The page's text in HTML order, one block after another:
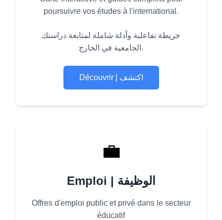
poursuivre vos études à l'international.
خريطة تفاعلية وأدلة شاملة لمتابعة دراستك
الجامعية في الخارج.
Découvrir | اكتشف
💼
Emploi | الوظيفة
Offres d'emploi public et privé dans le secteur
éducatif